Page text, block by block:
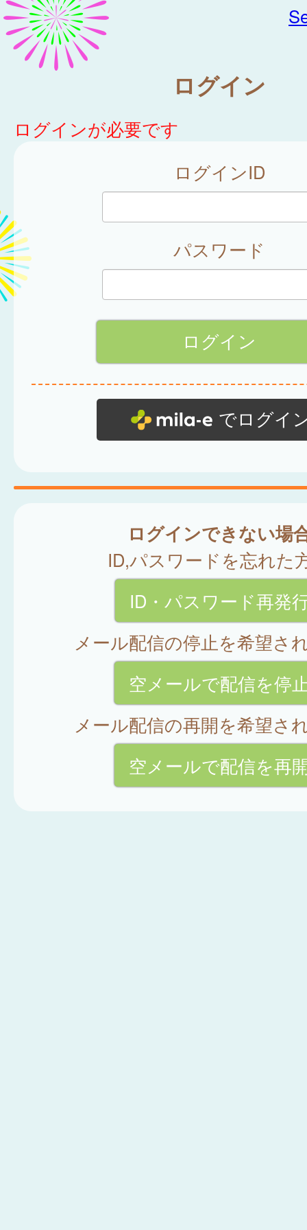
ログイン
ログインが必要です
ログインID
パスワード
でログイ
ログインできない場
ID,パスワードを忘れた
ID・パスワード再発
メール配信の停止を希望さ
空メールで配信を停
メール配信の再開を希望さ
空メールで配信を再